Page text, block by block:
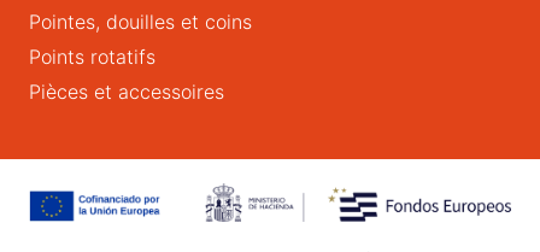
Pointes, douilles et coins
Points rotatifs
Pièces et accessoires